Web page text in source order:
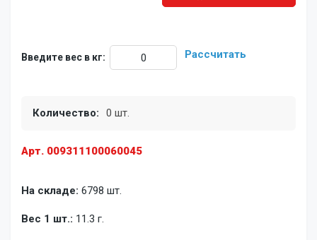
Арт. 009311100060045
На складе: 6798 шт.
Вес 1 шт.: 11.3 г.
Введите вес в кг: Рассчитать
Количество: 0 шт.